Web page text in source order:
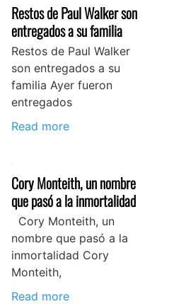
Restos de Paul Walker son
entregados a su familia
Restos de Paul Walker
son entregados a su
familia Ayer fueron
entregados
Read more
Cory Monteith, un nombre
que pasó a la inmortalidad
Cory Monteith, un
nombre que pasó a la
inmortalidad Cory
Monteith,
Read more